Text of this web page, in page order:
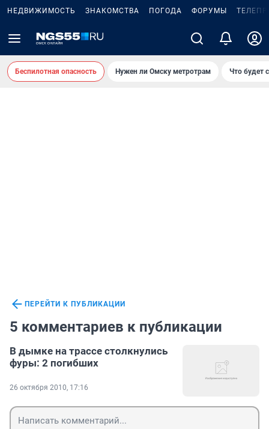
НЕДВИЖИМОСТЬ ЗНАКОМСТВА ПОГОДА ФОРУМЫ
Беспилотная опасность Нужен ли Омску метротрам Что будет
ПЕРЕЙТИ К ПУБЛИКАЦИИ
5 комментариев к публикации
В дымке на трассе столкнулись
фуры: 2 погибших
26 октября 2010, 17:16